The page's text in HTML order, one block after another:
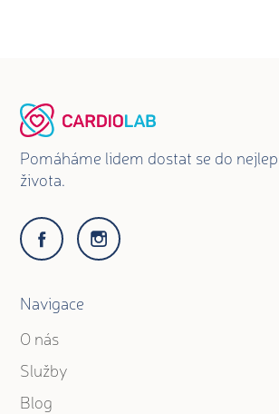
Pomáháme lidem dostat se do
života.
Navigace
O nás
Služby
Blog